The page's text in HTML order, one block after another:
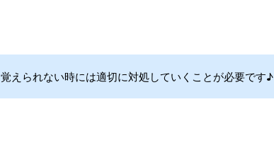
覚えられない時には適切に対処していくことが必要です♪